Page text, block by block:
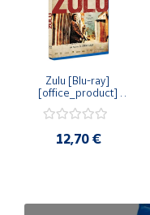
Zulu [Blu-ray]
[office_product]
12,70 €